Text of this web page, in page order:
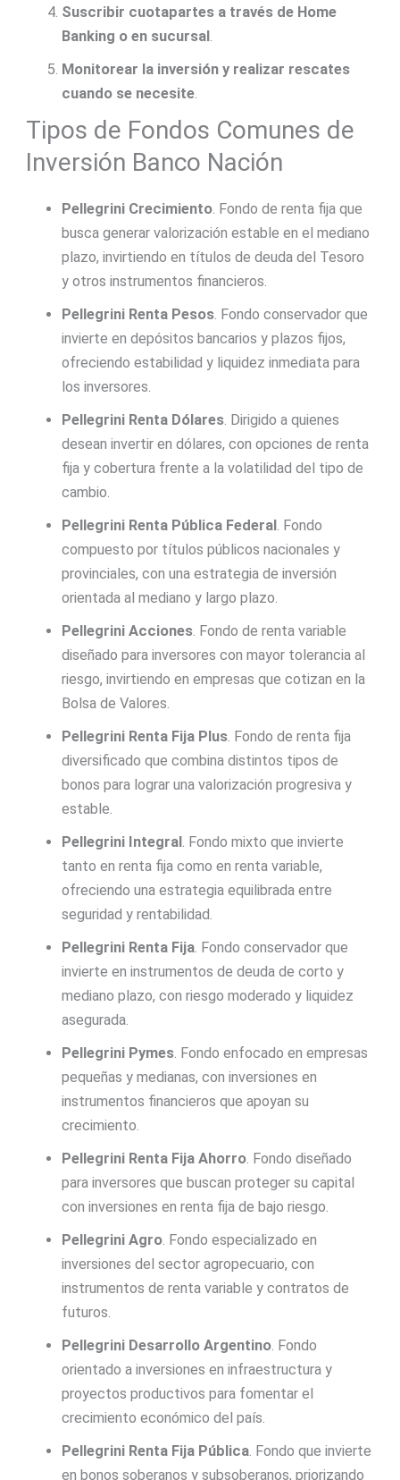
Suscribir cuotapartes a través de Home
Banking o en sucursal.
Monitorear la inversión y realizar rescates
cuando se necesite.
Tipos de Fondos Comunes de
Inversión Banco Nación
Pellegrini Crecimiento. Fondo de renta fija que
busca generar valorización estable en el mediano
plazo, invirtiendo en títulos de deuda del Tesoro
y otros instrumentos financieros.
Pellegrini Renta Pesos. Fondo conservador que
invierte en depósitos bancarios y plazos fijos,
ofreciendo estabilidad y liquidez inmediata para
los inversores.
Pellegrini Renta Dólares. Dirigido a quienes
desean invertir en dólares, con opciones de renta
fija y cobertura frente a la volatilidad del tipo de
cambio.
Pellegrini Renta Pública Federal. Fondo
compuesto por títulos públicos nacionales y
provinciales, con una estrategia de inversión
orientada al mediano y largo plazo.
Pellegrini Acciones. Fondo de renta variable
diseñado para inversores con mayor tolerancia al
riesgo, invirtiendo en empresas que cotizan en la
Bolsa de Valores.
Pellegrini Renta Fija Plus. Fondo de renta fija
diversificado que combina distintos tipos de
bonos para lograr una valorización progresiva y
estable.
Pellegrini Integral. Fondo mixto que invierte
tanto en renta fija como en renta variable,
ofreciendo una estrategia equilibrada entre
seguridad y rentabilidad.
Pellegrini Renta Fija. Fondo conservador que
invierte en instrumentos de deuda de corto y
mediano plazo, con riesgo moderado y liquidez
asegurada.
Pellegrini Pymes. Fondo enfocado en empresas
pequeñas y medianas, con inversiones en
instrumentos financieros que apoyan su
crecimiento.
Pellegrini Renta Fija Ahorro. Fondo diseñado
para inversores que buscan proteger su capital
con inversiones en renta fija de bajo riesgo.
Pellegrini Agro. Fondo especializado en
inversiones del sector agropecuario, con
instrumentos de renta variable y contratos de
futuros.
Pellegrini Desarrollo Argentino. Fondo
orientado a inversiones en infraestructura y
proyectos productivos para fomentar el
crecimiento económico del país.
Pellegrini Renta Fija Pública. Fondo que invierte
en bonos soberanos y subsoberanos, priorizando